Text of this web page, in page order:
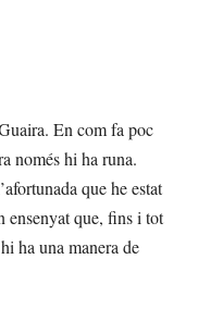
En com fa poc
només hi ha runa.
que he estat
ensenyat que, fins i tot
ha una manera de